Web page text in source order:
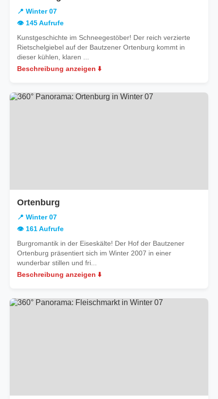
📍 Winter 07
👁️ 145 Aufrufe
Kunstgeschichte im Schneegestöber! Der reich verzierte
Rietschelgiebel auf der Bautzener Ortenburg kommt in
dieser kühlen, klaren ...
Beschreibung anzeigen ⬇️
Ortenburg
📍 Winter 07
👁️ 161 Aufrufe
Burgromantik in der Eiseskälte! Der Hof der Bautzener
Ortenburg präsentiert sich im Winter 2007 in einer
wunderbar stillen und fri...
Beschreibung anzeigen ⬇️